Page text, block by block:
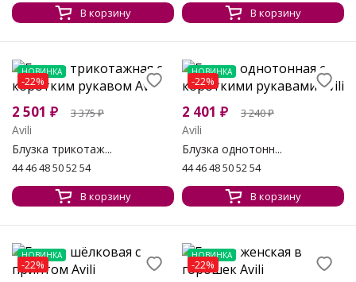
В корзину
В корзину
НОВИНКА
-22%
2 501 ₽ 3 375₽
Avili
Блузка трикотаж...
44 46 48 50 52 54
В корзину
НОВИНКА
-22%
2 401 ₽ 3 240₽
Avili
Блузка однотонн...
44 46 48 50 52 54
В корзину
НОВИНКА
-22%
НОВИНКА
-22%